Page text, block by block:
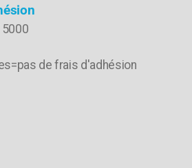
5000
de frais d'adhésion